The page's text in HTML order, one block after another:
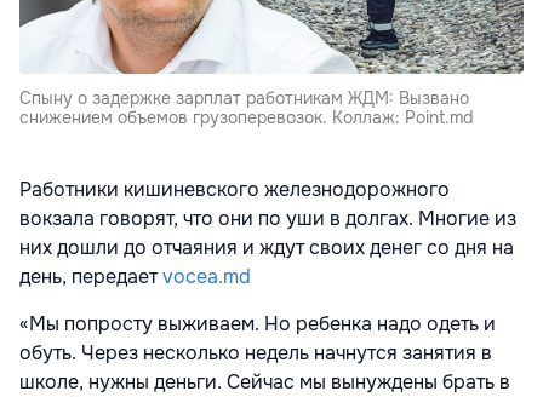
Спыну о задержке зарплат работникам ЖДМ: Вызвано
сниже­нием объемов грузоперевозок. Коллаж: Point.md
Работники кишиневского железнодо­рожного
вокзала говорят, что они по уши в долгах. Многие из
них дошли до отчаяния и ждут своих денег со дня на
день, передаетvocea.md
«Мы попросту выживаем. Но ребенка надо одеть и
обуть. Через несколько недель начнутся занятия в
школе, нужны деньги. Сейчас мы вынуждены брать в